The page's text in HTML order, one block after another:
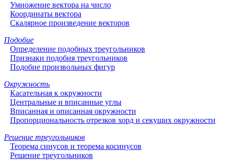
Умножение вектора на число
Координаты вектора
Скалярное произведение векторов
Подобие
Определение подобных треугольников
Признаки подобия треугольников
Подобие произвольных фигур
Окружность
Касательная к окружности
Центральные и вписанные углы
Вписанная и описанная окружности
Пропорциональность отрезков хорд и секущих окружности
Решение треугольников
Теорема синусов и теорема косинусов
Решение треугольников